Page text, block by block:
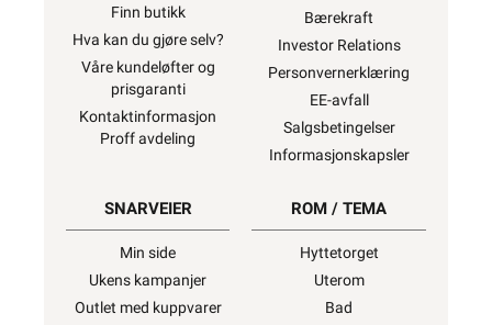
Finn butikk
Hva kan du gjøre selv?
Våre kundeløfter og
prisgaranti
Kontaktinformasjon
Proff avdeling
Bærekraft
Investor Relations
Personvernerklæring
EE-avfall
Salgsbetingelser
Informasjonskapsler
SNARVEIER
Min side
Ukens kampanjer
Outlet med kuppvarer
ROM / TEMA
Hyttetorget
Uterom
Bad